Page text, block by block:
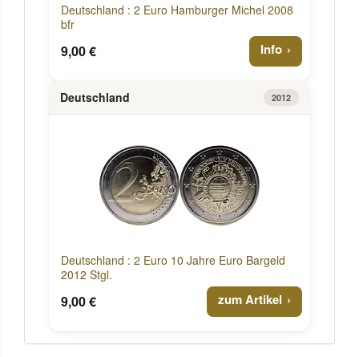
Deutschland : 2 Euro Hamburger Michel 2008
bfr
9,00 € Info
Deutschland 2012
Deutschland : 2 Euro 10 Jahre Euro Bargeld
2012 Stgl.
9,00 € zum Artikel